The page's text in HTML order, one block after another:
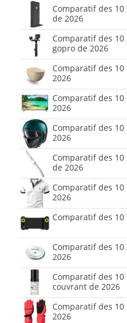
Comparatif des 10
de 2026
Comparatif des
gopro de 2026
Comparatif des
2026
Comparatif des
2026
Comparatif des
2026
Comparatif des
de 2026
Comparatif des
2026
Comparatif des
Comparatif des
2026
Comparatif des
couvrant de 2026
Comparatif des
2026